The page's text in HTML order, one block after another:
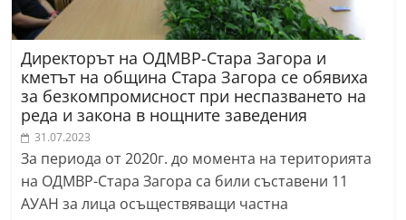
Директорът на ОДМВР-Стара Загора и
кметът на община Стара Загора се обявиха
за безкомпромисност при неспазването на
реда и закона в нощните заведения
31.07.2023
За периода от 2020г. до момента на територията
на ОДМВР-Стара Загора са били съставени 11
АУАН за лица осъществяващи частна